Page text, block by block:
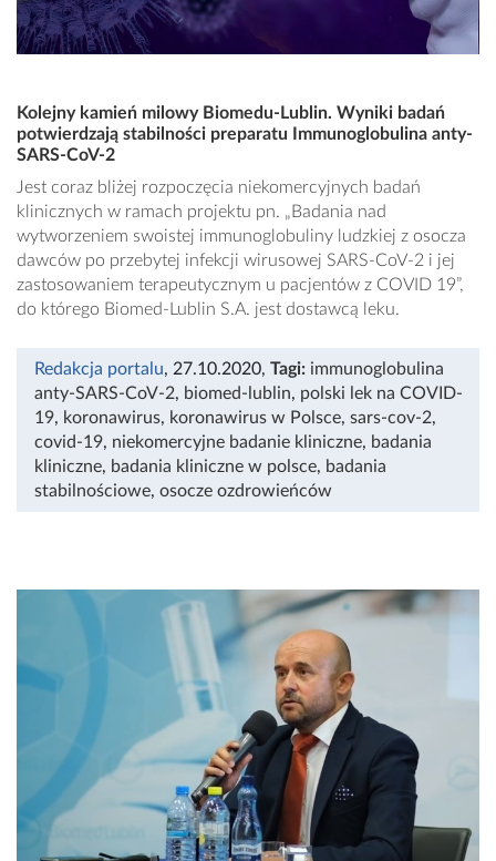
Kolejny kamień milowy Biomedu-Lublin. Wyniki badań
potwierdzają stabilności preparatu Immunoglobulina anty-
SARS-CoV-2
Jest coraz bliżej rozpoczęcia niekomercyjnych badań
klinicznych w ramach projektu pn. „Badania nad
wytworzeniem swoistej immunoglobuliny ludzkiej z osocza
dawców po przebytej infekcji wirusowej SARS-CoV-2 i jej
zastosowaniem terapeutycznym u pacjentów z COVID 19”,
do którego Biomed-Lublin S.A. jest dostawcą leku.
Redakcja portalu, 27.10.2020, Tagi: immunoglobulina
anty-SARS-CoV-2, biomed-lublin, polski lek na COVID-
19, koronawirus, koronawirus w Polsce, sars-cov-2,
covid-19, niekomercyjne badanie kliniczne, badania
kliniczne, badania kliniczne w polsce, badania
stabilnościowe, osocze ozdrowieńców